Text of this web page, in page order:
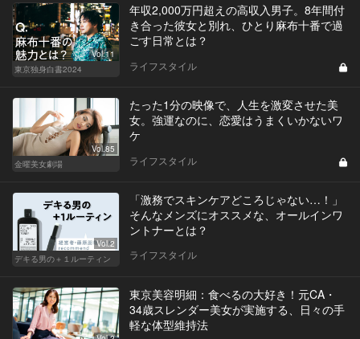
Vol.11
東京独身白書2024
年収2,000万円超えの高収入男子。8年間付
き合った彼女と別れ、ひとり麻布十番で過
ごす日常とは？
ライフスタイル
Vol.85
金曜美女劇場
たった1分の映像で、人生を激変させた美
女。強運なのに、恋愛はうまくいかないワ
ケ
ライフスタイル
Vol.2
デキる男の＋１ルーティン
「激務でスキンケアどころじゃない…！」
そんなメンズにオススメな、オールインワ
ントナーとは？
ライフスタイル
東京美容明細：食べるの大好き！元CA・
34歳スレンダー美女が実施する、日々の手
軽な体型維持法